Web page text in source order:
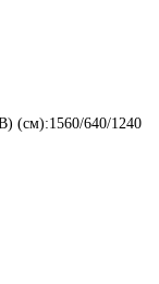
(см):1560/640/1240